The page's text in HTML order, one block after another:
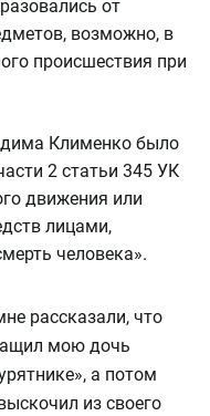
от
возможно, в
происшествия при
Клименко было
2 статьи 345 УК
движения или
лицами,
человека».
рассказали, что
мою дочь
а потом
из своего